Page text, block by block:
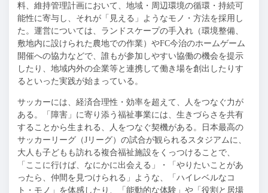
料、維持管理計画において、地域・周辺環境の循環・持続可
能性に寄与し、それが「見える」ようなモノ・方法を採用し
た。運営については、ランドスケープの手入れ（環境整備、
敷地内に設けられた農地での作業）やFC今治のホームゲーム
開催への協力などで、誰もが参加しやすい協働の機会を提示
したり、地域内外の企業等と連携して働き場を創出したりす
るといった実践が始まっている。
サッカーには、経済合理性・効率を超えて、人をつなぐ力が
ある。「障害」に寄り添う福祉事業には、生きづらさを共有
することから生まれる、人をつなぐ契機がある。日本最高の
サッカーリーグ（J リーグ）の試合が観られるスタジアムに、
大人も子どもも訪れる複合福祉施設をくっつけることで、
「ここに行けば、なにかに出会える」・「やりたいことがあ
ったら、仲間を見つけられる」ような、「ハイレベルなコ
ト・モノ」を体感したり、「能動的な体験」や「役割と居場